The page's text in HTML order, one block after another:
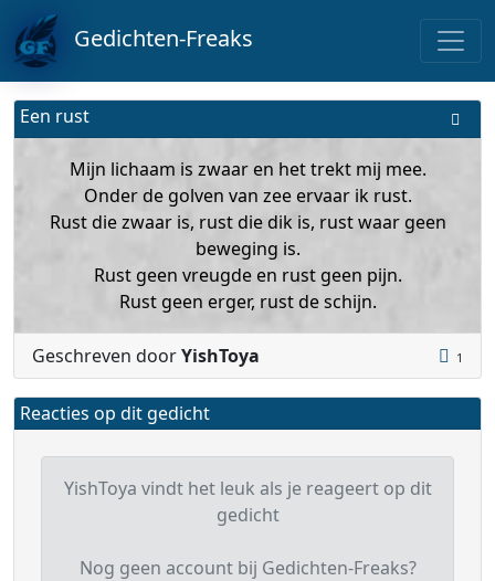
Gedichten-Freaks
Een rust
Mijn lichaam is zwaar en het trekt mij mee.
Onder de golven van zee ervaar ik rust.
Rust die zwaar is, rust die dik is, rust waar geen
beweging is.
Rust geen vreugde en rust geen pijn.
Rust geen erger, rust de schijn.
Geschreven doorYishToya 1
Reacties op dit gedicht
YishToya vindt het leuk als je reageert op dit
gedicht
Nog geen account bij Gedichten-Freaks?